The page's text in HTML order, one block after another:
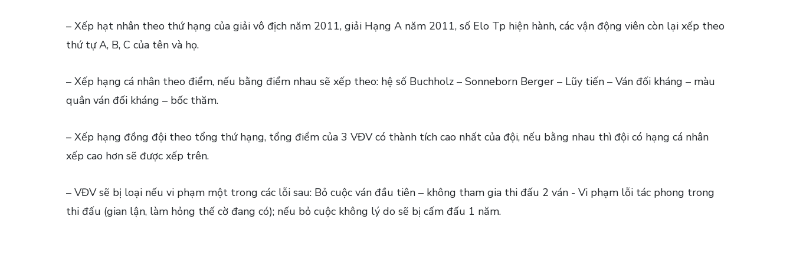
– Xếp hạt nhân theo thứ hạng của giải vô địch năm 2011, giải Hạng A năm 2011, số Elo Tp hiện hành, các vận động viên còn lại xếp theo
thứ tự A, B, C của tên và họ.
– Xếp hạng cá nhân theo điểm, nếu bằng điểm nhau sẽ xếp theo: hệ số Buchholz – Sonneborn Berger – Lũy tiến – Ván đối kháng – màu
quân ván đối kháng – bốc thăm.
– Xếp hạng đồng đội theo tổng thứ hạng, tổng điểm của 3 VĐV có thành tích cao nhất của đội, nếu bằng nhau thì đội có hạng cá nhân
xếp cao hơn sẽ được xếp trên.
– VĐV sẽ bị loại nếu vi phạm một trong các lỗi sau: Bỏ cuộc ván đầu tiên – không tham gia thi đấu 2 ván - Vi phạm lỗi tác phong trong
thi đấu (gian lận, làm hỏng thế cờ đang có); nếu bỏ cuộc không lý do sẽ bị cấm đấu 1 năm.